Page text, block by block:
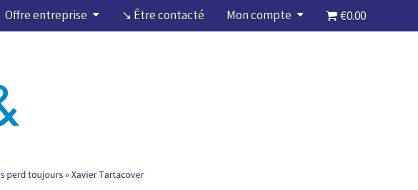
Offre entreprise ↘ Être contacté Mon compte €0.00